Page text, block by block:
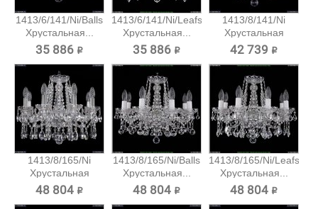
1413/6/141/Ni/Balls
Хрустальная...
35 886 ₽
1413/6/141/Ni/Leafs
Хрустальная...
35 886 ₽
1413/8/141/Ni
Хрустальная
подвесная...
42 739 ₽
1413/8/165/Ni
Хрустальная
подвесная...
48 804 ₽
1413/8/165/Ni/Balls
Хрустальная...
48 804 ₽
1413/8/165/Ni/Leafs
Хрустальная...
48 804 ₽